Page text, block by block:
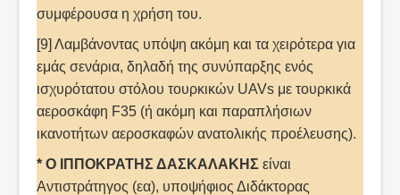
συμφέρουσα η χρήση του.
[9] Λαμβάνοντας υπόψη ακόμη και τα χειρότερα για
εμάς σενάρια, δηλαδή της συνύπαρξης ενός
ισχυρότατου στόλου τουρκικών UAVs με τουρκικά
αεροσκάφη F35 (ή ακόμη και παραπλήσιων
ικανοτήτων αεροσκαφών ανατολικής προέλευσης).
* Ο ΙΠΠΟΚΡΑΤΗΣ ΔΑΣΚΑΛΑΚΗΣ είναι
Αντιστράτηγος (εα), υποψήφιος Διδάκτορας